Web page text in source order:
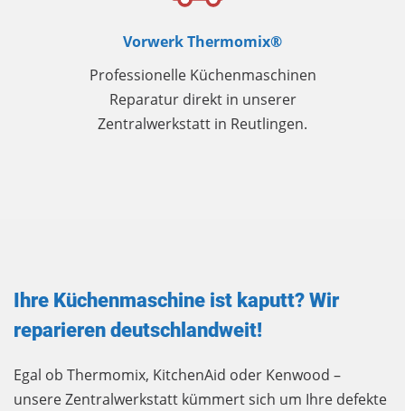
Vorwerk Thermomix®
Professionelle Küchenmaschinen
Reparatur direkt in unserer
Zentralwerkstatt in Reutlingen.
Ihre Küchenmaschine ist kaputt? Wir
reparieren deutschlandweit!
Egal ob Thermomix, KitchenAid oder Kenwood –
unsere Zentralwerkstatt kümmert sich um Ihre defekte